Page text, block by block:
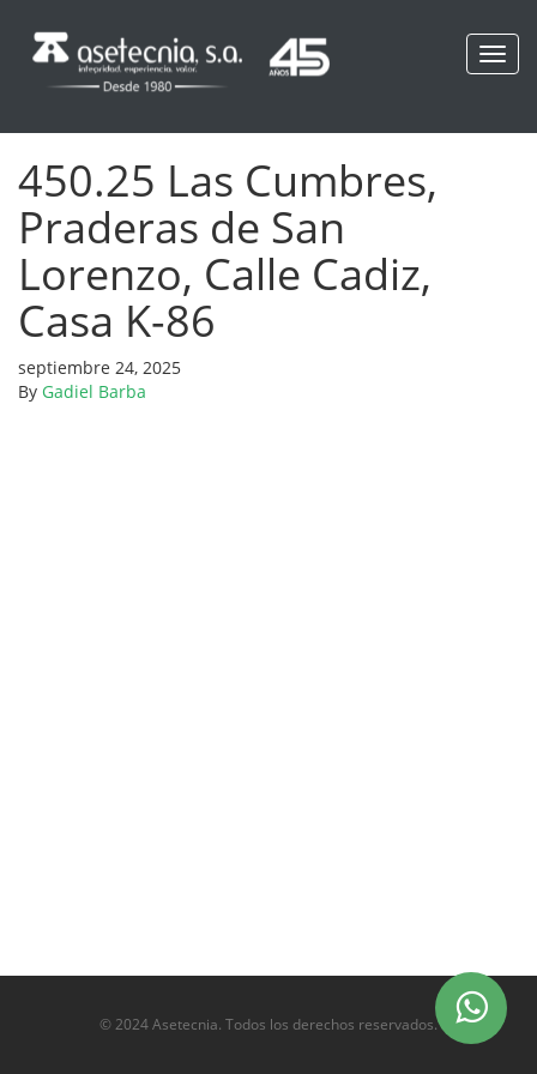
450.25 Las Cumbres,
Praderas de San
Lorenzo, Calle Cadiz,
Casa K-86
septiembre 24, 2025
By Gadiel Barba
© 2024 Asetecnia. Todos los derechos reservados.